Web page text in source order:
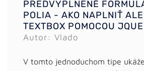
PREDVYPLNENÉ
POLIA - AKO NAPLNIŤ
TEXTBOX POMOCOU
Autor: Vlado
V tomto jednoduchom tipe